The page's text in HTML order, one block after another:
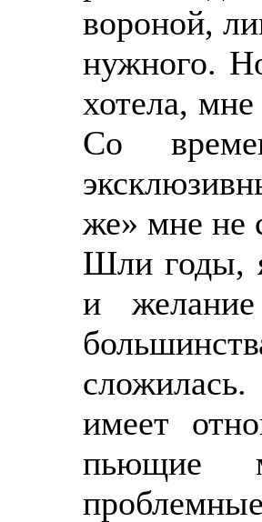
вороной,
нужного.
хотела,
Со
же» мне не
Шли годы,
и
имеет
пьющие